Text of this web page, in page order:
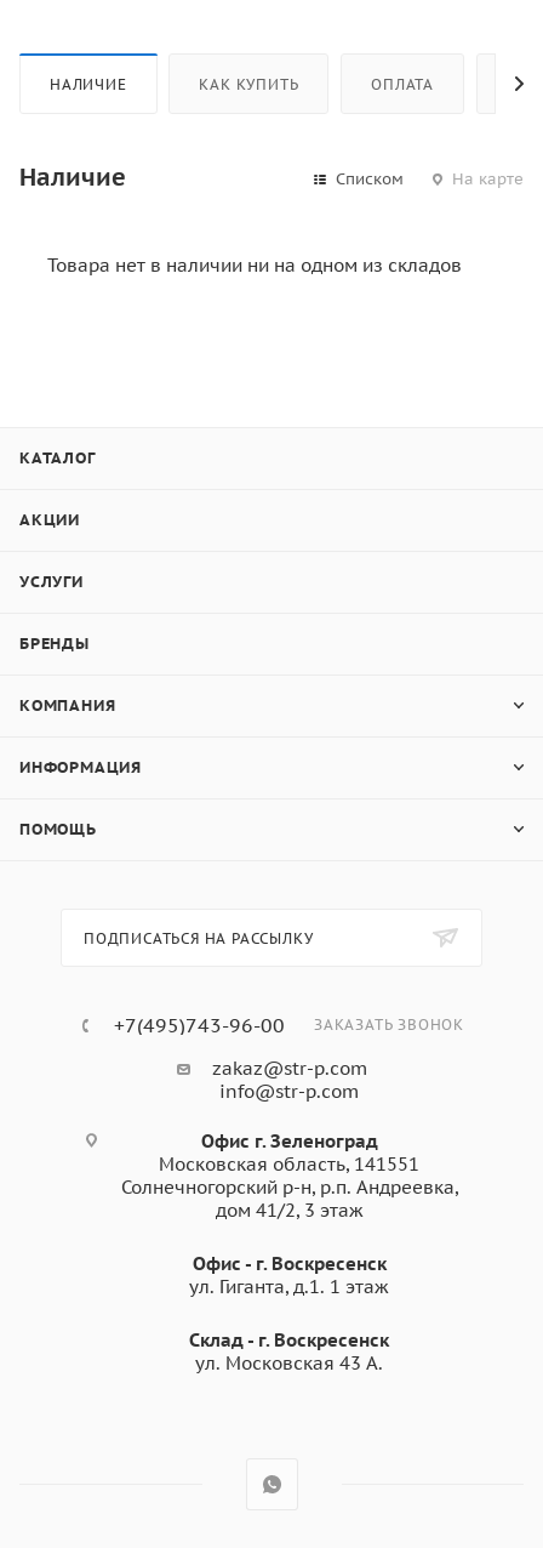
НАЛИЧИЕ КАК КУПИТЬ ОПЛАТА
Наличие Списком На карте
Товара нет в наличии ни на одном из складов
КАТАЛОГ
АКЦИИ
УСЛУГИ
БРЕНДЫ
КОМПАНИЯ
ИНФОРМАЦИЯ
ПОМОЩЬ
ПОДПИСАТЬСЯ НА РАССЫЛКУ
+7(495)743-96-00 ЗАКАЗАТЬ ЗВОНОК
zakaz@str-p.com
info@str-p.com
Офис г. Зеленоград
Московская область, 141551
Солнечногорский р-н, р.п. Андреевка,
дом 41/2, 3 этаж
Офис - г. Воскресенск
ул. Гиганта, д.1. 1 этаж
Склад - г. Воскресенск
ул. Московская 43 А.